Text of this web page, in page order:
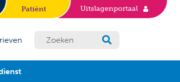
Patiënt Uitslagenportaal